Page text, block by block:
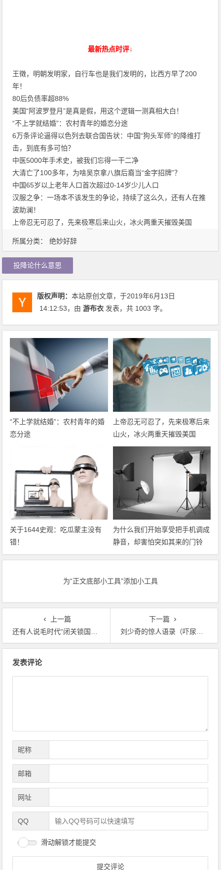
所属分类： 绝妙好辞
最新热点时评↓
王徵，明朝发明家，自行车也是我们发明的，比西方早了200
年！
80后负债率超88%
美国“阿波罗登月”是真是假，用这个逻辑一测真相大白！
“不上学就结婚”：农村青年的婚恋分途
6万条评论逼得以色列去联合国告状：中国“狗头军师”的降维打
击，到底有多可怕？
中医5000年手术史，被我们忘得一干二净
大清亡了100多年，为啥吴京拿八旗后裔当“金字招牌”？
中国65岁以上老年人口首次超过0-14岁少儿人口
汉服之争：一场本不该发生的争论，持续了这么久，还有人在推
波助澜！
上帝忍无可忍了，先来极寒后来山火，冰火两重天摧毁美国
投降论什么意思
版权声明：本站原创文章，于2019年6月13日
14:12:53，由游布衣 发表，共 1003 字。
“不上学就结婚”：农村青年的婚
恋分途
上帝忍无可忍了，先来极寒后来
山火，冰火两重天摧毁美国
关于1644史观：吃瓜蒙主没有
错！
为什么我们开始享受把手机调成
静音，却害怕突如其来的门铃
声？
为“正文底部小工具”添加小工具
上一篇
还有人说毛时代“闭关锁国”？看看毛主席灵堂上的外国花圈！
下一篇
刘少奇的惊人语录（吓尿小伙伴）
发表评论
昵称
邮箱
网址
QQ
滑动解锁才能提交